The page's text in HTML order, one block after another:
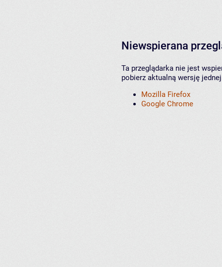
Niewspierana
Ta przeglądarka nie jest
pobierz aktualną wersję
Mozilla Firefox
Google Chrome